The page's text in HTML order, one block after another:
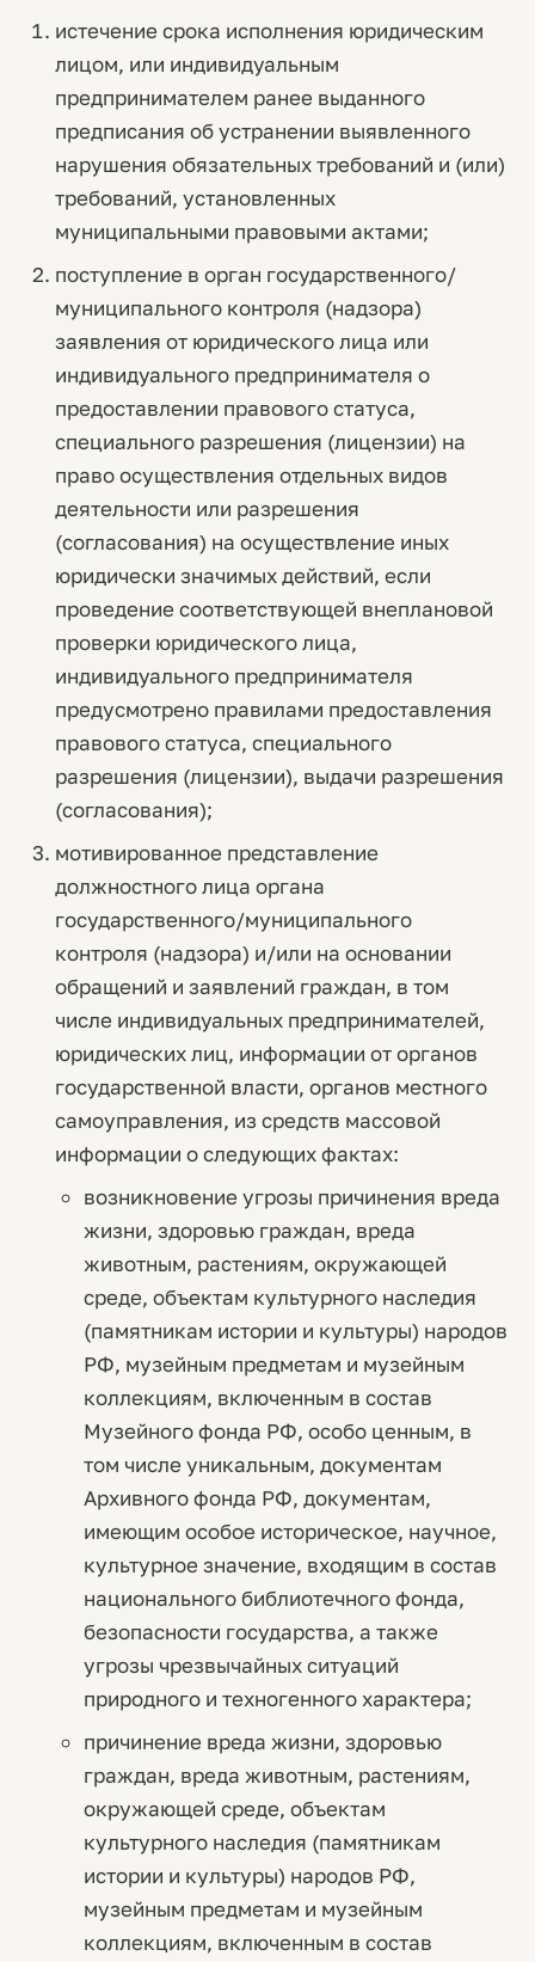
истечение срока исполнения юридическим
лицом, или индивидуальным
предпринимателем ранее выданного
предписания об устранении выявленного
нарушения обязательных требований и (или)
требований, установленных
муниципальными правовыми актами;
поступление в орган государственного/
муниципального контроля (надзора)
заявления от юридического лица или
индивидуального предпринимателя о
предоставлении правового статуса,
специального разрешения (лицензии) на
право осуществления отдельных видов
деятельности или разрешения
(согласования) на осуществление иных
юридически значимых действий, если
проведение соответствующей внеплановой
проверки юридического лица,
индивидуального предпринимателя
предусмотрено правилами предоставления
правового статуса, специального
разрешения (лицензии), выдачи разрешения
(согласования);
мотивированное представление
должностного лица органа
государственного/муниципального
контроля (надзора) и/или на основании
обращений и заявлений граждан, в том
числе индивидуальных предпринимателей,
юридических лиц, информации от органов
государственной власти, органов местного
самоуправления, из средств массовой
информации о следующих фактах:
возникновение угрозы причинения вреда
жизни, здоровью граждан, вреда
животным, растениям, окружающей
среде, объектам культурного наследия
(памятникам истории и культуры) народов
РФ, музейным предметам и музейным
коллекциям, включенным в состав
Музейного фонда РФ, особо ценным, в
том числе уникальным, документам
Архивного фонда РФ, документам,
имеющим особое историческое, научное,
культурное значение, входящим в состав
национального библиотечного фонда,
безопасности государства, а также
угрозы чрезвычайных ситуаций
природного и техногенного характера;
причинение вреда жизни, здоровью
граждан, вреда животным, растениям,
окружающей среде, объектам
культурного наследия (памятникам
истории и культуры) народов РФ,
музейным предметам и музейным
коллекциям, включенным в состав